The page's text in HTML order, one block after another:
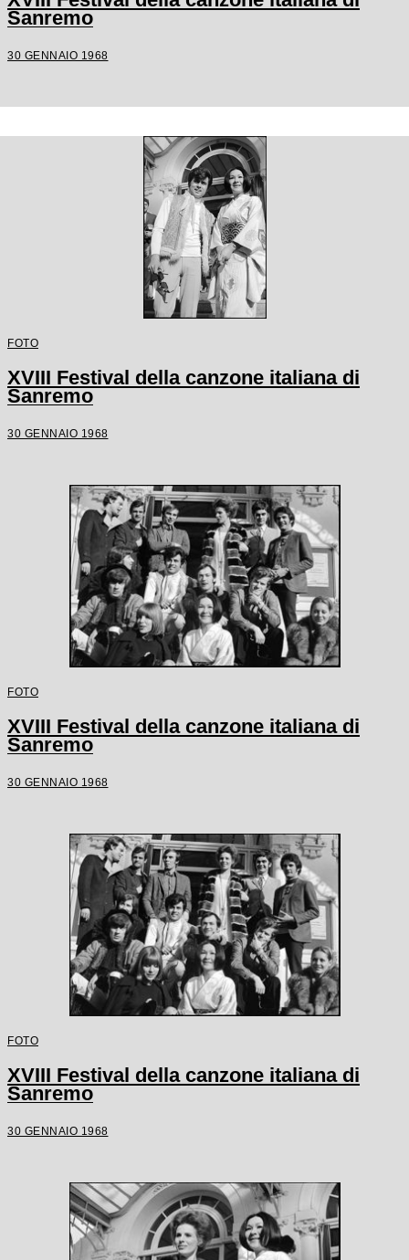
Sanremo
30 GENNAIO 1968
FOTO
XVIII Festival della canzone italiana di
Sanremo
30 GENNAIO 1968
FOTO
XVIII Festival della canzone italiana di
Sanremo
30 GENNAIO 1968
FOTO
XVIII Festival della canzone italiana di
Sanremo
30 GENNAIO 1968